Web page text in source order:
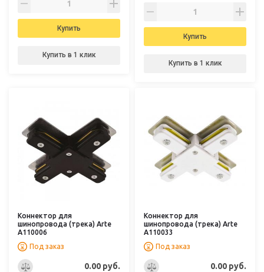
Купить
Купить в 1 клик
Купить
Купить в 1 клик
Коннектор для
шинопровода (трека) Arte
A110006
Под заказ
0.00 руб.
Коннектор для
шинопровода (трека) Arte
A110033
Под заказ
0.00 руб.